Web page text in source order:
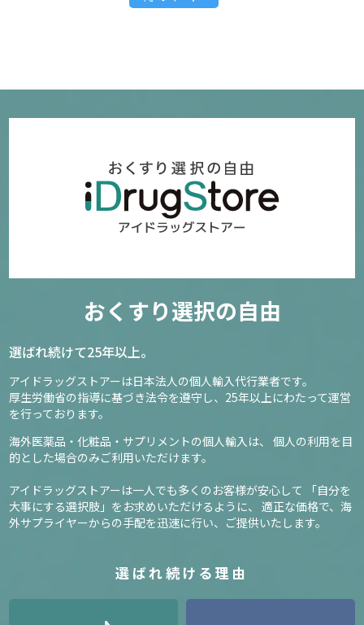
おくすり選択の自由
選ばれ続けて25年以上。
アイドラッグストアーは日本法人の個人輸入代行業者です。
厚生労働省の指導に基づき法令を遵守し、 25年以上にわたって運営
を行っております。
海外医薬品・化粧品・サプリメントの個人輸入は、
個人の利用を目
的とした場合のみご利用いただけます。
アイドラッグストアーは一人でも多くのお客様が安心して
「自分を
大事にする選択肢」をお求めいただけるように、
適正な価格で、海
外サプライヤーからの手配を迅速に行い、ご提供いたします。
選ばれ続ける理由